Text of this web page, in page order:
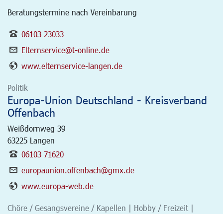
Beratungstermine nach Vereinbarung
06103 23033
Elternservice@t-online.de
www.elternservice-langen.de
Politik
Europa-Union Deutschland - Kreisverband
Offenbach
Weißdornweg 39
63225 Langen
06103 71620
europaunion.offenbach@gmx.de
www.europa-web.de
Chöre / Gesangsvereine / Kapellen | Hobby / Freizeit |